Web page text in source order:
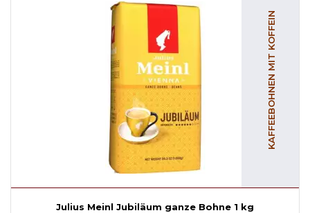
KAFFEEBOHNEN MIT KOFFEIN
Julius Meinl Jubiläum ganze Bohne 1 kg